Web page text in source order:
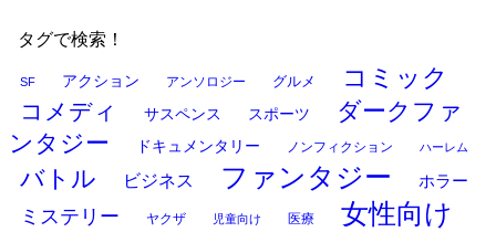
タグで検索！
SF アクション アンソロジー グルメ コミック
コメディ サスペンス スポーツ
ダークファ
ンタジー
ドキュメンタリー ノンフィクション ハーレム
バトル ビジネス ファンタジー ホラー
ミステリー ヤクザ 児童向け 医療 女性向け